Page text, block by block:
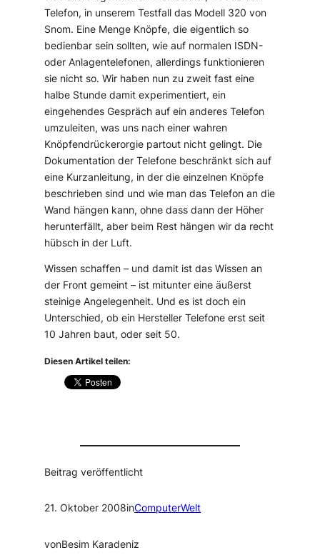
Telefon, in unserem Testfall das Modell 320 von
Snom. Eine Menge Knöpfe, die eigentlich so
bedienbar sein sollten, wie auf normalen ISDN-
oder Anlagentelefonen, allerdings funktionieren
sie nicht so. Wir haben nun zu zweit fast eine
halbe Stunde damit experimentiert, ein
eingehendes Gespräch auf ein anderes Telefon
umzuleiten, was uns nach einer wahren
Knöpfendrückerorgie partout nicht gelingt. Die
Dokumentation der Telefone beschränkt sich auf
eine Kurzanleitung, in der die einzelnen Knöpfe
beschrieben sind und wie man das Telefon an die
Wand hängen kann, ohne dass dann der Höher
herunterfällt, aber beim Rest hängen wir da recht
hübsch in der Luft.
Wissen schaffen – und damit ist das Wissen an
der Front gemeint – ist mitunter eine äußerst
steinige Angelegenheit. Und es ist doch ein
Unterschied, ob ein Hersteller Telefone erst seit
10 Jahren baut, oder seit 50.
Diesen Artikel teilen:
Beitrag veröffentlicht
21. Oktober 2008inComputerWelt
vonBesim Karadeniz